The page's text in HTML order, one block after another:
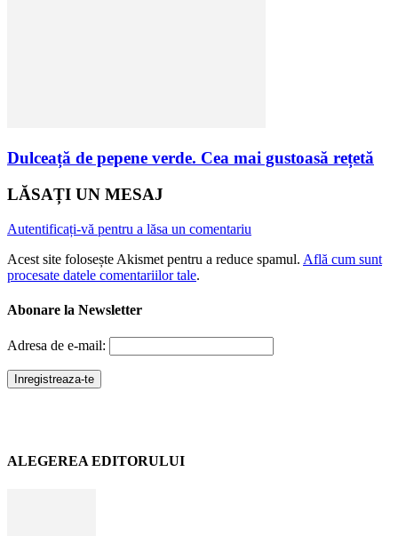
Dulceață de pepene verde. Cea mai gustoasă rețetă
LĂSAȚI UN MESAJ
Autentificați-vă pentru a lăsa un comentariu
Acest site folosește Akismet pentru a reduce spamul. Află cum sunt
procesate datele comentariilor tale.
Abonare la Newsletter
Adresa de e-mail:
ALEGEREA EDITORULUI